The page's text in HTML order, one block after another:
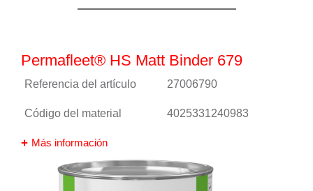
Permafleet® HS Matt Binder 679
Referencia del artículo 27006790
Código del material 4025331240983
Más información